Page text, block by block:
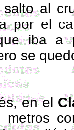
al
por el
iba a
se
en el
metros